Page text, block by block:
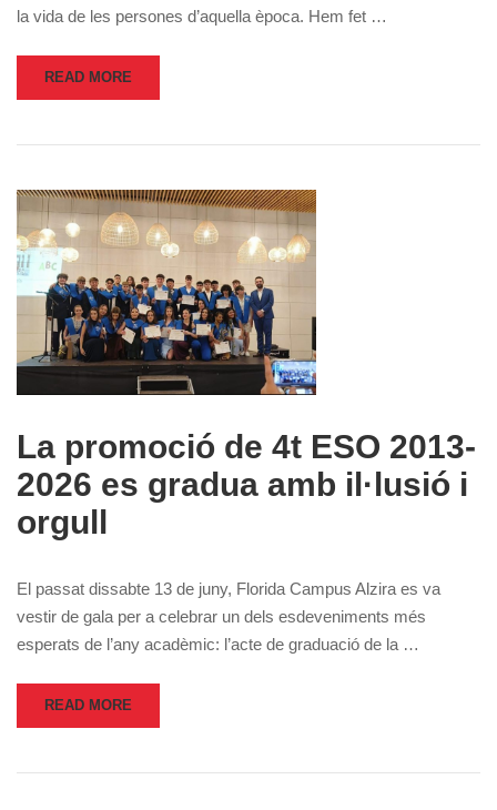
la vida de les persones d’aquella època. Hem fet …
READ MORE
La promoció de 4t ESO 2013-
2026 es gradua amb il·lusió i
orgull
El passat dissabte 13 de juny, Florida Campus Alzira es va
vestir de gala per a celebrar un dels esdeveniments més
esperats de l’any acadèmic: l’acte de graduació de la …
READ MORE